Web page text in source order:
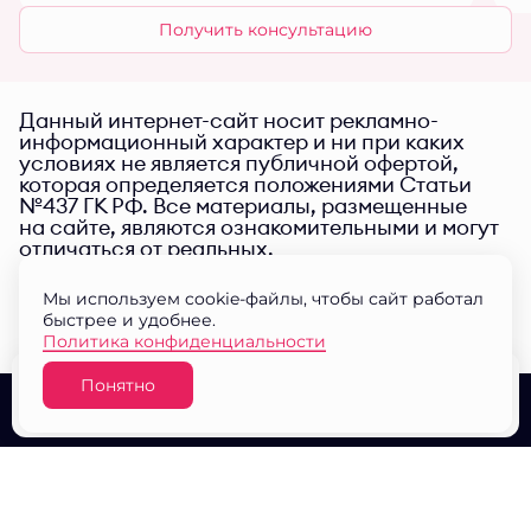
Получить консультацию
Данный интернет-сайт носит рекламно-
информационный характер и ни при каких
условиях не является публичной офертой,
которая определяется положениями Статьи
№437 ГК РФ. Все материалы, размещенные
на сайте, являются ознакомительными и могут
отличаться от реальных.
О проекте Выбор квартир
Мы используем cookie-файлы, чтобы сайт работал
быстрее и удобнее.
Политика конфиденциальности
Понятно